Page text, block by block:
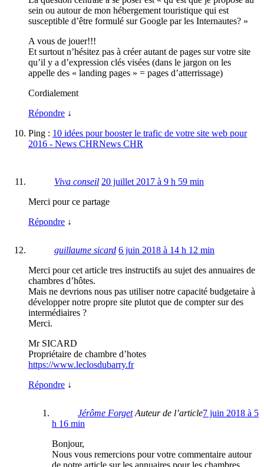
sein ou autour de mon hébergement touristique qui est
susceptible d’être formulé sur Google par les Internautes? »
A vous de jouer!!!
Et surtout n’hésitez pas à créer autant de pages sur votre site
qu’il y a d’expression clés visées (dans le jargon on les
appelle des « landing pages » = pages d’atterrissage)
Cordialement
Répondre ↓
Ping : 10 idées pour booster le trafic de votre site web pour
2016 - News CHRNews CHR
Viva conseil 20 juillet 2017 à 9 h 59 min
Merci pour ce partage
Répondre ↓
guillaume sicard 6 juin 2018 à 14 h 12 min
Merci pour cet article tres instructifs au sujet des annuaires de
chambres d’hôtes.
Mais ne devrions nous pas utiliser notre capacité budgetaire à
développer notre propre site plutot que de compter sur des
intermédiaires ?
Merci.
Mr SICARD
Propriétaire de chambre d’hotes
https://www.leclosdubarry.fr
Répondre ↓
Jérôme Forget Auteur de l’article7 juin 2018 à 5
h 16 min
Bonjour,
Nous vous remercions pour votre commentaire autour